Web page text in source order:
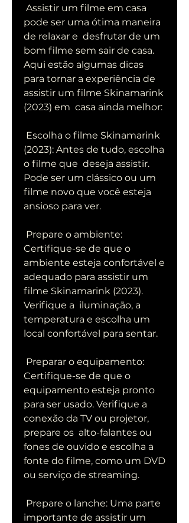
pode ser uma ótima maneira
de relaxar e  desfrutar de um
bom filme sem sair de casa.
Aqui estão algumas dicas
para tornar a experiência de
assistir um filme Skinamarink
(2023) em  casa ainda melhor:
(2023): Antes de tudo, escolha
o filme que  deseja assistir.
Pode ser um clássico ou um
filme novo que você esteja
ansioso para ver.
Certifique-se de que o
ambiente esteja confortável e
adequado para assistir um
filme Skinamarink (2023).
Verifique a  iluminação, a
temperatura e escolha um
local confortável para sentar.
Certifique-se de que o
equipamento esteja pronto
para ser usado. Verifique a
conexão da TV ou projetor,
prepare os  alto-falantes ou
fones de ouvido e escolha a
fonte do filme, como um DVD
ou serviço de streaming.
importante de assistir um